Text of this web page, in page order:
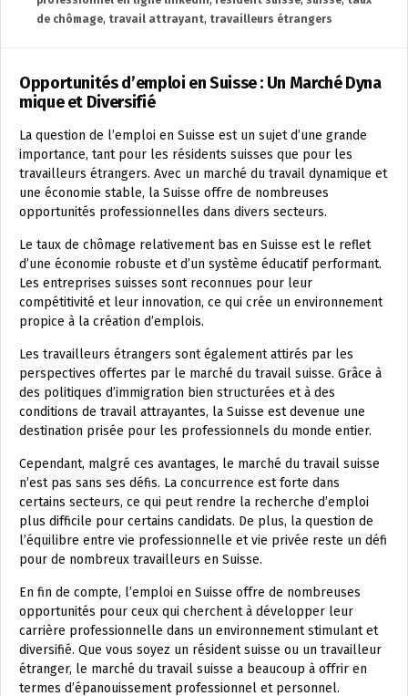
de chômage, travail attrayant, travailleurs étrangers
Opportunités d’emploi en Suisse : Un Marché Dyna
mique et Diversifié
La question de l’emploi en Suisse est un sujet d’une grande
importance, tant pour les résidents suisses que pour les
travailleurs étrangers. Avec un marché du travail dynamique et
une économie stable, la Suisse offre de nombreuses
opportunités professionnelles dans divers secteurs.
Le taux de chômage relativement bas en Suisse est le reflet
d’une économie robuste et d’un système éducatif performant.
Les entreprises suisses sont reconnues pour leur
compétitivité et leur innovation, ce qui crée un environnement
propice à la création d’emplois.
Les travailleurs étrangers sont également attirés par les
perspectives offertes par le marché du travail suisse. Grâce à
des politiques d’immigration bien structurées et à des
conditions de travail attrayantes, la Suisse est devenue une
destination prisée pour les professionnels du monde entier.
Cependant, malgré ces avantages, le marché du travail suisse
n’est pas sans ses défis. La concurrence est forte dans
certains secteurs, ce qui peut rendre la recherche d’emploi
plus difficile pour certains candidats. De plus, la question de
l’équilibre entre vie professionnelle et vie privée reste un défi
pour de nombreux travailleurs en Suisse.
En fin de compte, l’emploi en Suisse offre de nombreuses
opportunités pour ceux qui cherchent à développer leur
carrière professionnelle dans un environnement stimulant et
diversifié. Que vous soyez un résident suisse ou un travailleur
étranger, le marché du travail suisse a beaucoup à offrir en
termes d’épanouissement professionnel et personnel.